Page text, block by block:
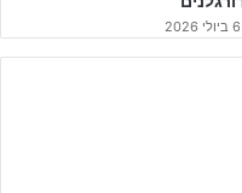
6 ביולי 2026